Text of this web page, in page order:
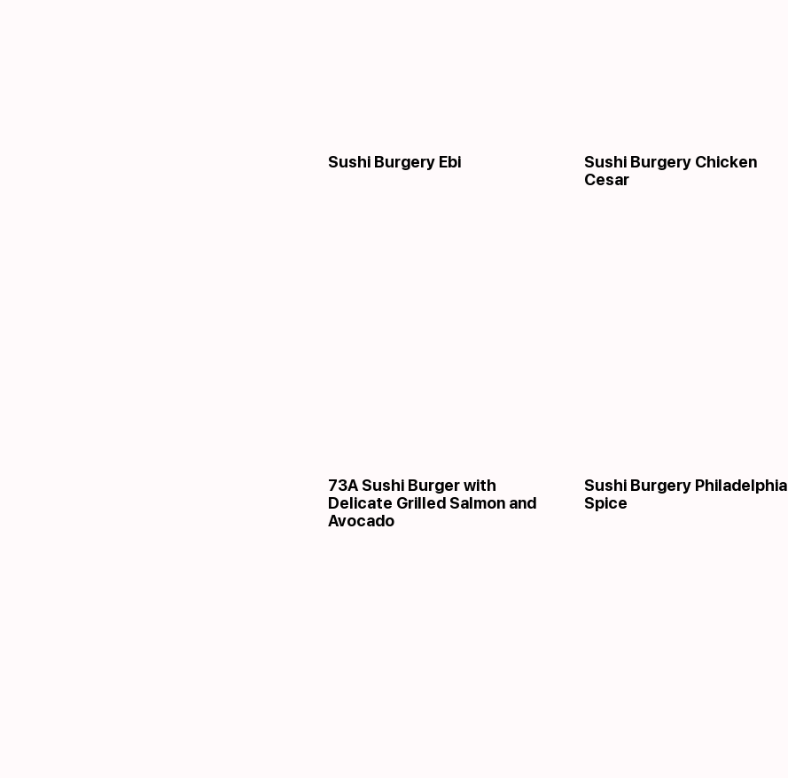
Sushi Burgery Ebi
Sushi Burgery Chicken
Cesar
73A Sushi Burger with
Delicate Grilled Salmon and
Avocado
Sushi Burgery Philadelphia
Spice